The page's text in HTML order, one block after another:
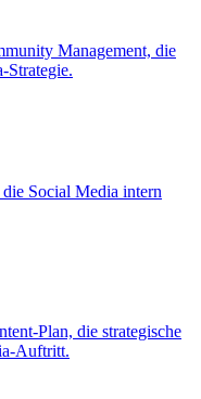
Management, die
Strategie.
Social Media intern
Plan, die strategische
Auftritt.